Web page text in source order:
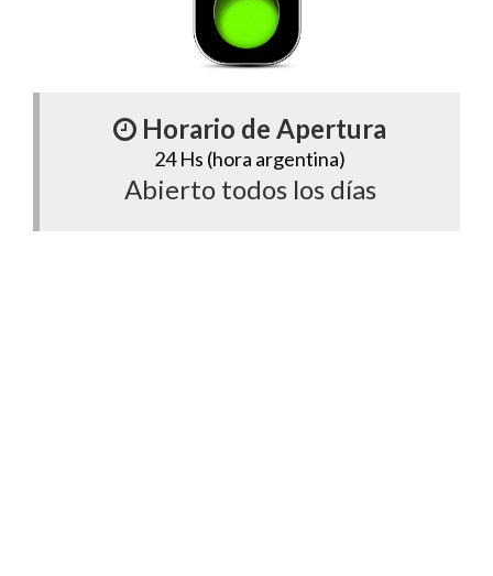
Horario de Apertura
24 Hs (hora argentina)
Abierto todos los días